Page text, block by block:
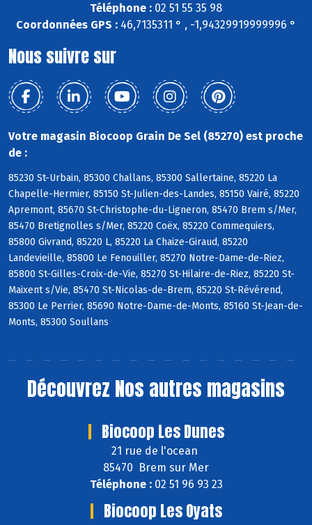
Téléphone : 02 51 55 35 98
Coordonnées GPS : 46,7135311 ° , -1,94329919999996 °
Nous suivre sur
Votre magasin Biocoop Grain De Sel (85270) est proche
de :
85230 St-Urbain, 85300 Challans, 85300 Sallertaine, 85220 La
Chapelle-Hermier, 85150 St-Julien-des-Landes, 85150 Vairé, 85220
Apremont, 85670 St-Christophe-du-Ligneron, 85470 Brem s/Mer,
85470 Bretignolles s/Mer, 85220 Coëx, 85220 Commequiers,
85800 Givrand, 85220 L, 85220 La Chaize-Giraud, 85220
Landevieille, 85800 Le Fenouiller, 85270 Notre-Dame-de-Riez,
85800 St-Gilles-Croix-de-Vie, 85270 St-Hilaire-de-Riez, 85220 St-
Maixent s/Vie, 85470 St-Nicolas-de-Brem, 85220 St-Révérend,
85300 Le Perrier, 85690 Notre-Dame-de-Monts, 85160 St-Jean-de-
Monts, 85300 Soullans
Découvrez Nos autres magasins
Biocoop Les Dunes
21 rue de l'ocean
85470 Brem sur Mer
Téléphone :02 51 96 93 23
Biocoop Les Oyats